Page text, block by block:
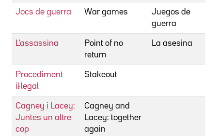
Jocs de guerra War games
Juegos de
guerra
L'assassina
Point of no
return
La asesina
Procediment
il·legal
Stakeout
Cagney i Lacey:
Juntes un altre
cop
Cagney and
Lacey: together
again